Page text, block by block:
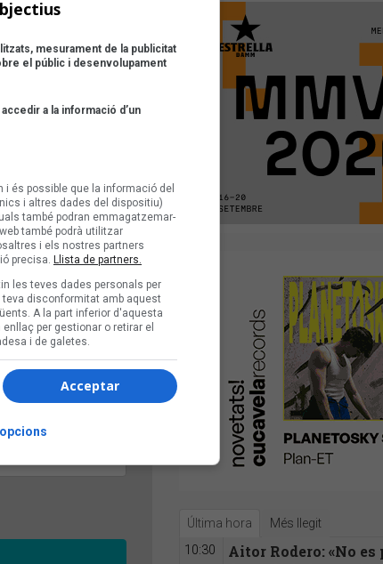
Última hora Més llegit
10:30
Aitor Rodero: «No
mesurament de la publicitat
el públic i desenvolupament
a la informació d’un
és possible que la informació del
i altres dades del dispositiu)
també podran emmagatzemar-
també podrà utilitzar
i els nostres partners
precisa. Llista de partners.
les teves dades personals per
disconformitat amb aquest
A la part inferior d'aquesta
per gestionar o retirar el
i de galetes.
Acceptar